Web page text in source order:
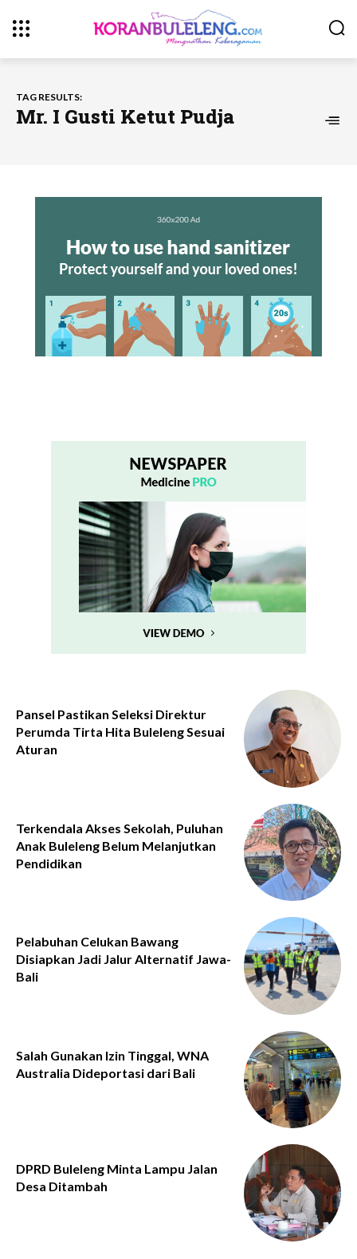
TAG RESULTS:
Mr. I Gusti Ketut Pudja
Pansel Pastikan Seleksi Direktur
Perumda Tirta Hita Buleleng Sesuai
Aturan
Terkendala Akses Sekolah, Puluhan
Anak Buleleng Belum Melanjutkan
Pendidikan
Pelabuhan Celukan Bawang
Disiapkan Jadi Jalur Alternatif Jawa-
Bali
Salah Gunakan Izin Tinggal, WNA
Australia Dideportasi dari Bali
DPRD Buleleng Minta Lampu Jalan
Desa Ditambah